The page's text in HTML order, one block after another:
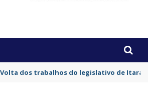
Seis suspeitos foram mortos em confronto